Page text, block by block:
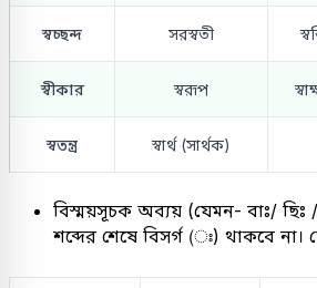
স্বচ্ছন্দ সরস্বতী
স্বীকার স্বরূপ
স্বতন্ত্র স্বার্থ (সার্থক)
বিস্ময়সূচক অব্যয় (যেমন- বাঃ/ ছিঃ /
শব্দের শেষে বিসর্গ (ঃ) থাকবে না।